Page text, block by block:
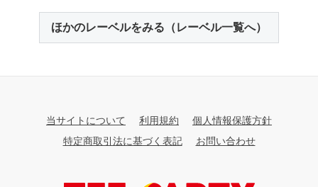
ほかのレーベルをみる（レーベル一覧へ）
当サイトについて 利用規約
個人情報保護方針
特定商取引法に基づく表記
お問い合わせ